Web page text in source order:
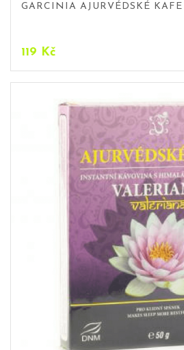
GARCINIA AJURVÉDSKÉ KAFE
119 Kč